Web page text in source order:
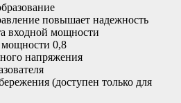
повышает надежность
входной мощности
0,8
напряжения
(доступен только для